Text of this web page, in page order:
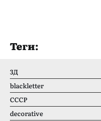
Теги:
3Д
blackletter
CCCР
decorative